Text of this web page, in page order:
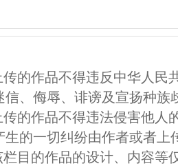
的作品不得违反中华人民
信、侮辱、诽谤及宣扬种族
的作品不得违法侵害他人
生的一切纠纷由作者或者上
目的作品的设计、内容等